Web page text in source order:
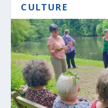
CULTURE